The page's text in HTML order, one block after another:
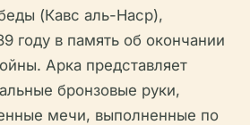
(Кавс аль-Наср),
году в память об окончании
Арка представляет
бронзовые руки,
мечи, выполненные по